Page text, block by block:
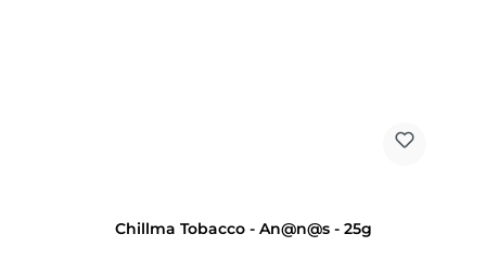
Chillma Tobacco - An@n@s - 25g